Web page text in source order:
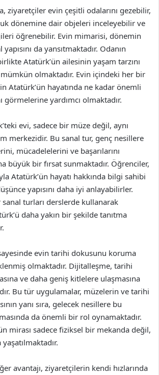
ziyaretçiler evin çeşitli odalarını gezebilir,
dönemine dair objeleri inceleyebilir ve
öğrenebilir. Evin mimarisi, dönemin
da yansıtmaktadır. Odanın
Atatürk’ün ailesinin yaşam tarzını
olmaktadır. Evin içindeki her bir
Atatürk’ün hayatında ne kadar önemli
görmelerine yardımcı olmaktadır.
evi, sadece bir müze değil, aynı
merkezidir. Bu sanal tur, genç nesillere
mücadelelerini ve başarılarını
büyük bir fırsat sunmaktadır. Öğrenciler,
Atatürk’ün hayatı hakkında bilgi sahibi
yapısını daha iyi anlayabilirler.
turları derslerde kullanarak
daha yakın bir şekilde tanıtma
evin tarihi dokusunu koruma
olmaktadır. Dijitalleşme, tarihi
ve daha geniş kitlelere ulaşmasına
Bu tür uygulamalar, müzelerin ve tarihi
yanı sıra, gelecek nesillere bu
da önemli bir rol oynamaktadır.
mirası sadece fiziksel bir mekanda değil,
avantajı, ziyaretçilerin kendi hızlarında